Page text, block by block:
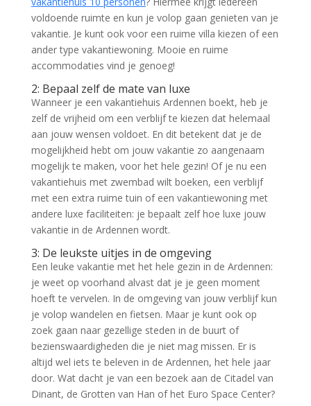
voldoende ruimte en kun je volop gaan genieten van je
vakantie. Je kunt ook voor een ruime villa kiezen of een
ander type vakantiewoning. Mooie en ruime
accommodaties vind je genoeg!
2: Bepaal zelf de mate van luxe
Wanneer je een vakantiehuis Ardennen boekt, heb je
zelf de vrijheid om een verblijf te kiezen dat helemaal
aan jouw wensen voldoet. En dit betekent dat je de
mogelijkheid hebt om jouw vakantie zo aangenaam
mogelijk te maken, voor het hele gezin! Of je nu een
vakantiehuis met zwembad wilt boeken, een verblijf
met een extra ruime tuin of een vakantiewoning met
andere luxe faciliteiten: je bepaalt zelf hoe luxe jouw
vakantie in de Ardennen wordt.
3: De leukste uitjes in de omgeving
Een leuke vakantie met het hele gezin in de Ardennen:
je weet op voorhand alvast dat je je geen moment
hoeft te vervelen. In de omgeving van jouw verblijf kun
je volop wandelen en fietsen. Maar je kunt ook op
zoek gaan naar gezellige steden in de buurt of
bezienswaardigheden die je niet mag missen. Er is
altijd wel iets te beleven in de Ardennen, het hele jaar
door. Wat dacht je van een bezoek aan de Citadel van
Dinant, de Grotten van Han of het Euro Space Center?